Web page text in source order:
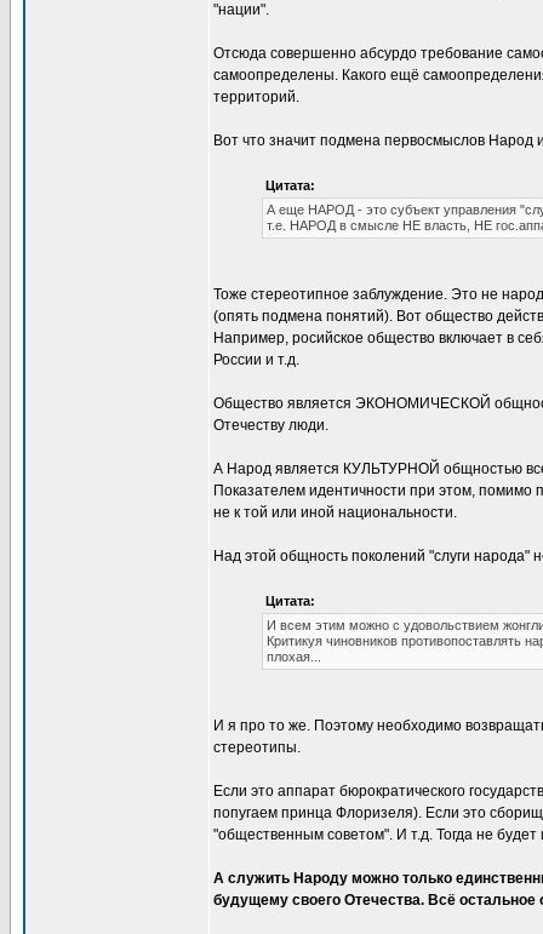
"нации".
Отсюда совершенно абсурдо требование
самоопределены. Какого ещё
территорий.
Вот что значит подмена первосмыслов Народ
Цитата:
А еще НАРОД - это субъект управления
т.е. НАРОД в смысле НЕ власть, НЕ
Тоже стереотипное заблуждение. Это не
(опять подмена понятий). Вот общество
Например, росийское общество включает в
России и т.д.
Общество является ЭКОНОМИЧЕСКОЙ
Отечеству люди.
А Народ является КУЛЬТУРНОЙ общностью
Показателем идентичности при этом, помимо
не к той или иной национальности.
Над этой общность поколений "слуги народа"
Цитата:
И всем этим можно с удовольствием
Критикуя чиновников противопоставлять
плохая...
И я про то же. Поэтому необходимо
стереотипы.
Если это аппарат бюрократического
попугаем принца Флоризеля). Если это
"общественным советом". И т.д. Тогда не будет
А служить Народу можно только
будущему своего Отечества. Всё остальное